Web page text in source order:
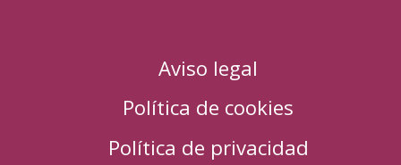
Aviso legal
Política de cookies
Política de privacidad